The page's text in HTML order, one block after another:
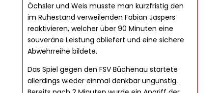
Öchsler und Weis musste man kurzfristig den
im Ruhestand verweilenden Fabian Jaspers
reaktivieren, welcher über 90 Minuten eine
souveräne Leistung abliefert und eine sichere
Abwehrreihe bildete.
Das Spiel gegen den FSV Büchenau startete
allerdings wieder einmal denkbar ungünstig.